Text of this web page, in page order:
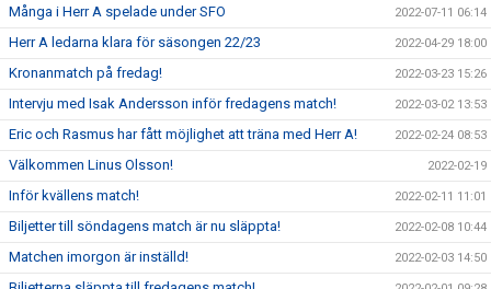
Många i Herr A spelade under SFO 2022-07-11 06:14
Herr A ledarna klara för säsongen 22/23 2022-04-29 18:00
Kronanmatch på fredag! 2022-03-23 15:26
Intervju med Isak Andersson inför fredagens match! 2022-03-02 13:53
Eric och Rasmus har fått möjlighet att träna med Herr A! 2022-02-24 08:53
Välkommen Linus Olsson! 2022-02-19
Inför kvällens match! 2022-02-11 11:01
Biljetter till söndagens match är nu släppta! 2022-02-08 10:44
Matchen imorgon är inställd! 2022-02-03 14:50